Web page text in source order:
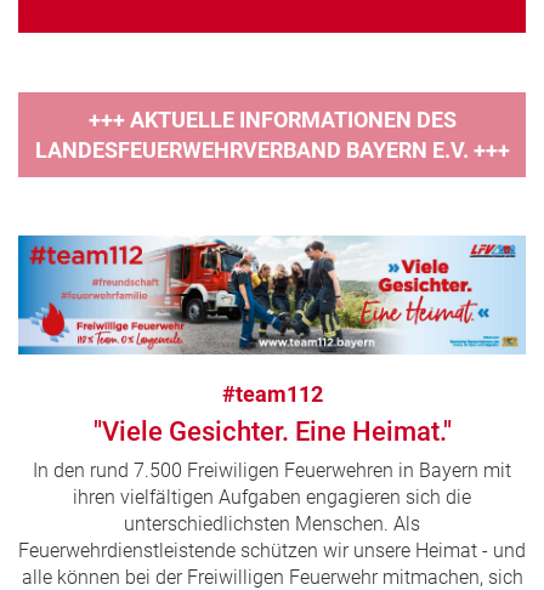
+++ AKTUELLE INFORMATIONEN DES
LANDESFEUERWEHRVERBAND BAYERN E.V. +++
#team112
"Viele Gesichter. Eine Heimat."
In den rund 7.500 Freiwiligen Feuerwehren in Bayern mit
ihren vielfältigen Aufgaben engagieren sich die
unterschiedlichsten Menschen. Als
Feuerwehrdienstleistende schützen wir unsere Heimat - und
alle können bei der Freiwilligen Feuerwehr mitmachen, sich